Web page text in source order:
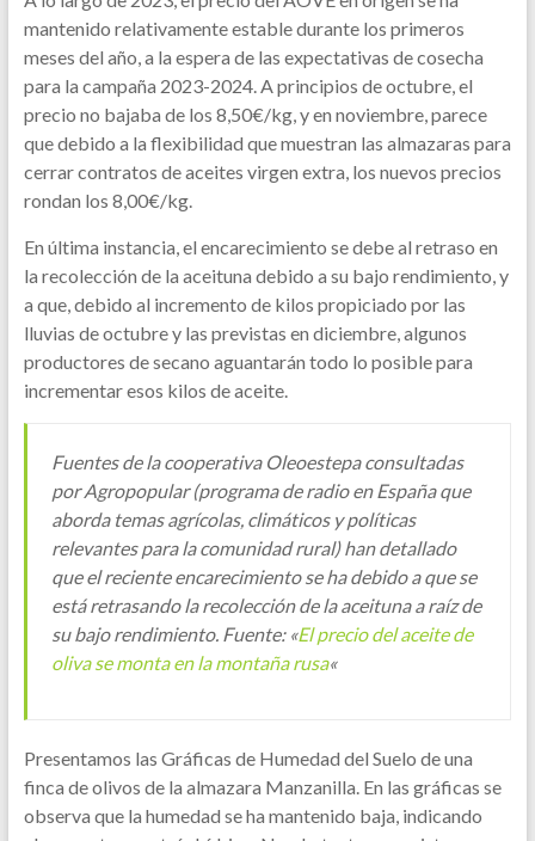
mantenido relativamente estable durante los primeros
meses del año, a la espera de las expectativas de cosecha
para la campaña 2023-2024. A principios de octubre, el
precio no bajaba de los 8,50€/kg, y en noviembre, parece
que debido a la flexibilidad que muestran las almazaras para
cerrar contratos de aceites virgen extra, los nuevos precios
rondan los 8,00€/kg.
En última instancia, el encarecimiento se debe al retraso en
la recolección de la aceituna debido a su bajo rendimiento, y
a que, debido al incremento de kilos propiciado por las
lluvias de octubre y las previstas en diciembre, algunos
productores de secano aguantarán todo lo posible para
incrementar esos kilos de aceite.
Fuentes de la cooperativa Oleoestepa consultadas
por Agropopular (programa de radio en España que
aborda temas agrícolas, climáticos y políticas
relevantes para la comunidad rural) han detallado
que el reciente encarecimiento se ha debido a que se
está retrasando la recolección de la aceituna a raíz de
su bajo rendimiento. Fuente: «El precio del aceite de
oliva se monta en la montaña rusa«
Presentamos las Gráficas de Humedad del Suelo de una
finca de olivos de la almazara Manzanilla. En las gráficas se
observa que la humedad se ha mantenido baja, indicando